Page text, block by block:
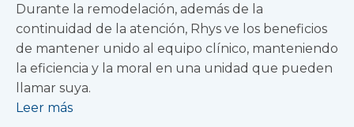
Durante la remodelación, además de la
continuidad de la atención, Rhys ve los beneficios
de mantener unido al equipo clínico, manteniendo
la eficiencia y la moral en una unidad que pueden
llamar suya.
Leer más